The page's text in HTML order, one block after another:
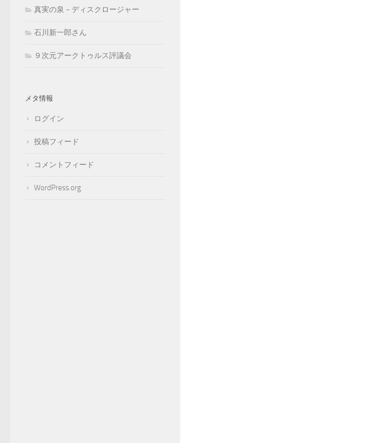
真実の泉－ディスクロージャー
石川新一郎さん
９次元アークトゥルス評議会
メタ情報
ログイン
投稿フィード
コメントフィード
WordPress.org